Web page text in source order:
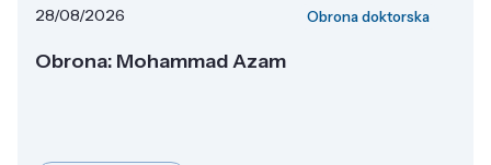
28/08/2026 Obrona doktorska
Obrona: Mohammad Azam